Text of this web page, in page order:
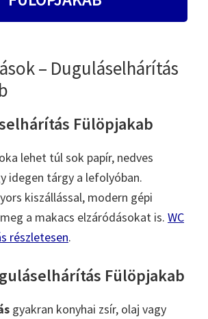
– Duguláselhárítás
Fülöpjakab
oka lehet túl sok papír, nedves
idegen tárgy a lefolyóban.
kiszállással, modern gépi
a makacs elzáródásokat is. WC
részletesen.
Fülöpjakab
gyakran konyhai zsír, olaj vagy